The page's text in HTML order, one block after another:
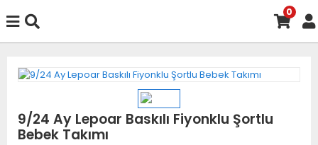
0
9/24 Ay Lepoar Baskılı Fiyonklu Şortlu
Bebek Takımı